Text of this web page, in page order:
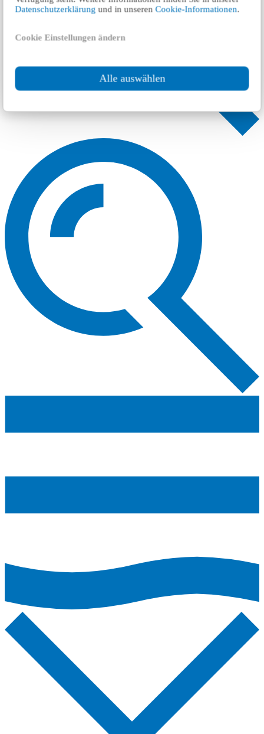
Datenschutzerklärung und in unserenCookie-Informationen.
Cookie Einstellungen ändern
Alle auswählen